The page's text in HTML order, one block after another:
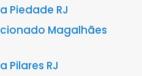
Piedade RJ
Magalhães
Pilares RJ